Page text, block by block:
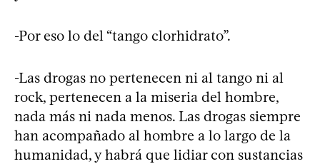
-Por eso lo del “tango clorhidrato”.
-Las drogas no pertenecen ni al tango ni al
rock, pertenecen a la miseria del hombre,
nada más ni nada menos. Las drogas siempre
han acompañado al hombre a lo largo de la
humanidad, y habrá que lidiar con sustancias